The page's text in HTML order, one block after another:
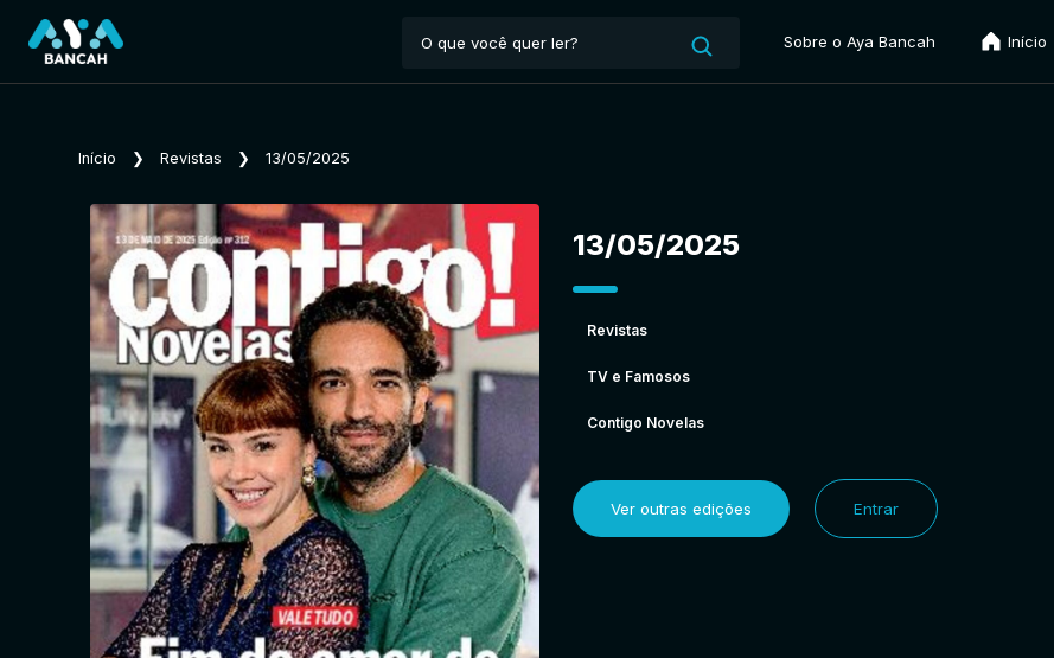
Sobre o Aya Bancah Início
Início ❯ Revistas ❯ 13/05/2025
13/05/2025
Revistas
TV e Famosos
Contigo Novelas
Ver outras edições Entrar